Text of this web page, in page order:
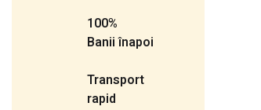
100%
Banii înapoi
Transport
rapid